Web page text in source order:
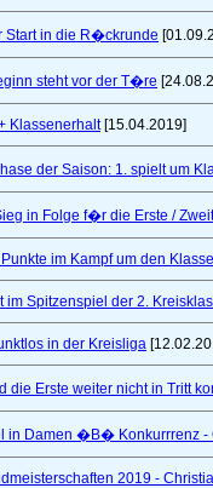
Start in die R�ckrunde
steht vor der T�re
Klassenerhalt[15.04.2019]
der Saison: 1. spielt um
in Folge f�r die Erste /
im Kampf um den
im Spitzenspiel der 2.
in der Kreisliga
die Erste weiter nicht in Tritt
in Damen �B� Konkurrrenz
2019 -